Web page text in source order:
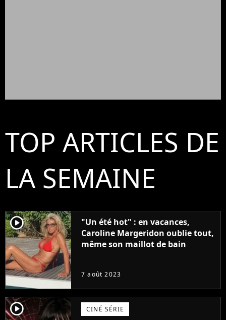
TOP ARTICLES DE
LA SEMAINE
player2
"Un été hot" : en vacances,
Caroline Margeridon oublie tout,
même son maillot de bain
7 août 2023
player2 CINÉ SÉRIE